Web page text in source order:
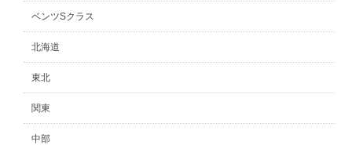
ベンツSクラス
北海道
東北
関東
中部